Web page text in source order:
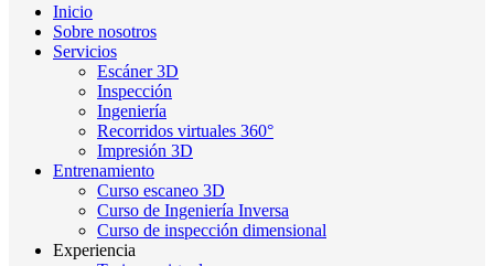
Inicio
Sobre nosotros
Servicios
Escáner 3D
Inspección
Ingeniería
Recorridos virtuales 360°
Impresión 3D
Entrenamiento
Curso escaneo 3D
Curso de Ingeniería Inversa
Curso de inspección dimensional
Experiencia